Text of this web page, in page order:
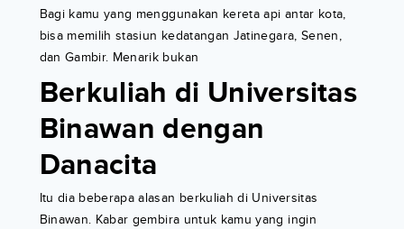
Bagi kamu yang menggunakan kereta api antar kota,
bisa memilih stasiun kedatangan Jatinegara, Senen,
dan Gambir. Menarik bukan
Berkuliah di Universitas
Binawan dengan
Danacita
Itu dia beberapa alasan berkuliah di Universitas
Binawan. Kabar gembira untuk kamu yang ingin